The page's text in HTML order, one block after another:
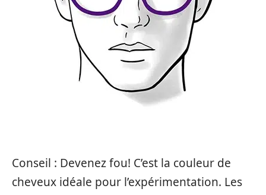
Conseil : Devenez fou! C’est la couleur de
cheveux idéale pour l’expérimentation. Les